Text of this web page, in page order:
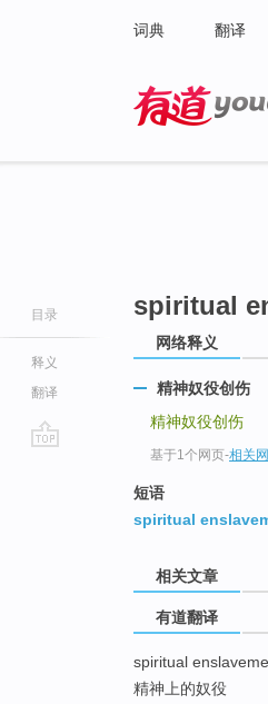
词典 翻译
目录
释义
翻译
spiritual
网络释义
精神奴役创伤
精神奴役创伤
基于1个网页-相关
短语
spiritual
相关文章
有道翻译
spiritual
精神上的奴役